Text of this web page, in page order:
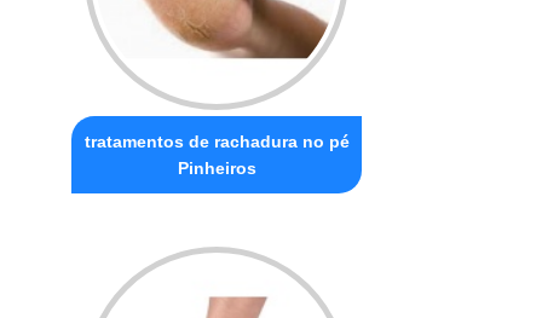
tratamentos de rachadura no pé
Pinheiros